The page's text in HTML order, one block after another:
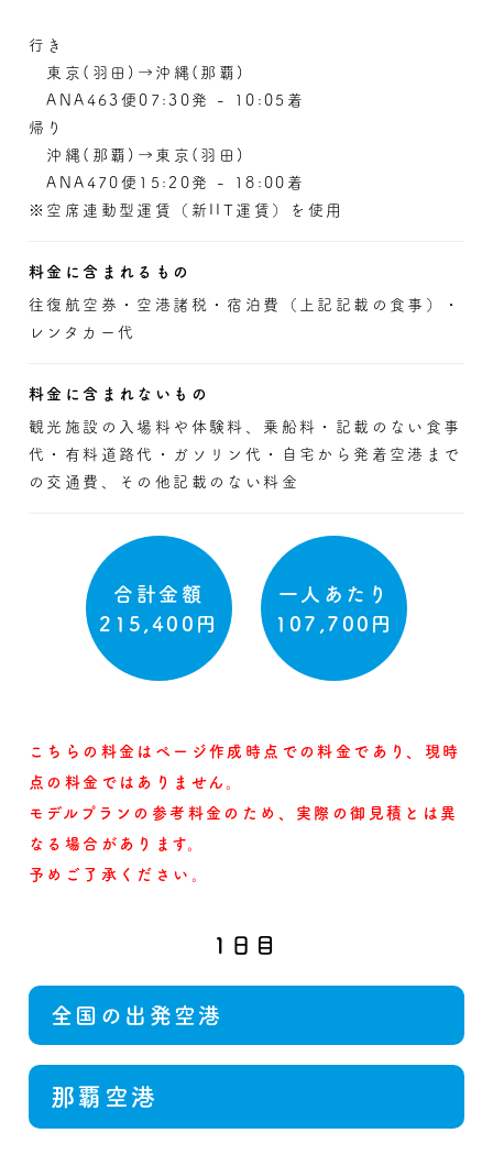
行き
東京(羽田)→沖縄(那覇)
ANA463便07:30発 - 10:05着
帰り
沖縄(那覇)→東京(羽田)
ANA470便15:20発 - 18:00着
※空席連動型運賃（新IIT運賃）を使用
料金に含まれるもの
往復航空券・空港諸税・宿泊費（上記記載の食事）・
レンタカー代
料金に含まれないもの
観光施設の入場料や体験料、乗船料・記載のない食事
代・有料道路代・ガソリン代・自宅から発着空港まで
の交通費、その他記載のない料金
合計金額
215,400円
一人あたり
107,700円
こちらの料金はページ作成時点での料金であり、現時
点の料金ではありません。
モデルプランの参考料金のため、実際の御見積とは異
なる場合があります。
予めご了承ください。
1日目
全国の出発空港
那覇空港